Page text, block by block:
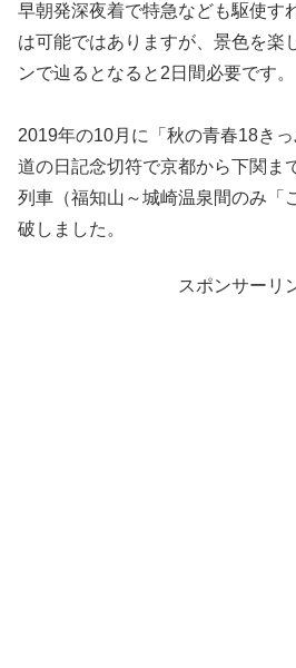
早朝発深夜着で特急なども駆使す
は可能ではありますが、景色を楽
ンで辿るとなると2日間必要です。
2019年の10月に「秋の青春18き
道の日記念切符で京都から下関ま
列車（福知山～城崎温泉間のみ「
破しました。
スポンサーリ